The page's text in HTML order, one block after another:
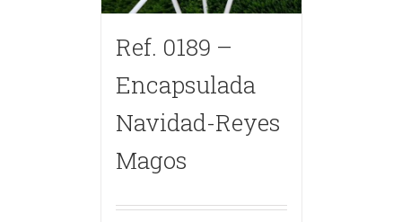
Ref. 0189 –
Encapsulada
Navidad-Reyes
Magos